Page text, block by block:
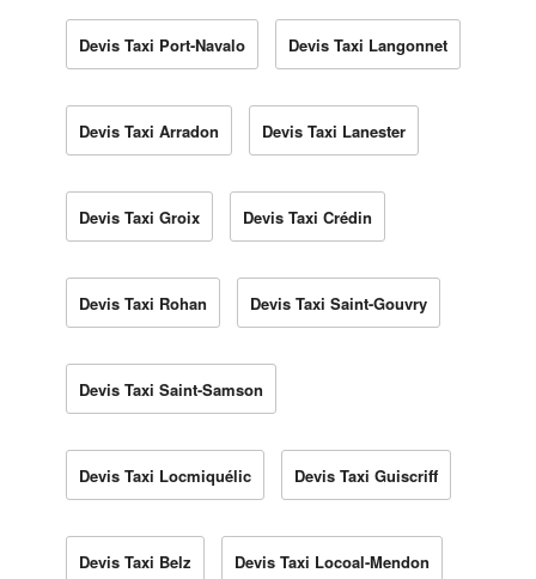
Devis Taxi Port-Navalo Devis Taxi Langonnet
Devis Taxi Arradon Devis Taxi Lanester
Devis Taxi Groix Devis Taxi Crédin
Devis Taxi Rohan Devis Taxi Saint-Gouvry
Devis Taxi Saint-Samson
Devis Taxi Locmiquélic Devis Taxi Guiscriff
Devis Taxi Belz Devis Taxi Locoal-Mendon